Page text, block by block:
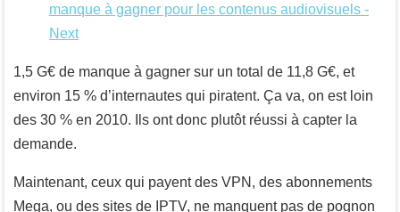
manque à gagner pour les contenus audiovisuels -
Next
1,5 G€ de manque à gagner sur un total de 11,8 G€, et
environ 15 % d’internautes qui piratent. Ça va, on est loin
des 30 % en 2010. Ils ont donc plutôt réussi à capter la
demande.
Maintenant, ceux qui payent des VPN, des abonnements
Mega, ou des sites de IPTV, ne manquent pas de pognon